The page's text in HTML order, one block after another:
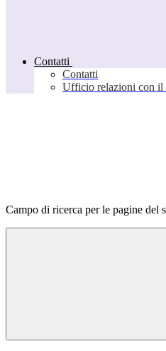
Contatti
Contatti
Ufficio relazioni con il
Campo di ricerca per le pagine del